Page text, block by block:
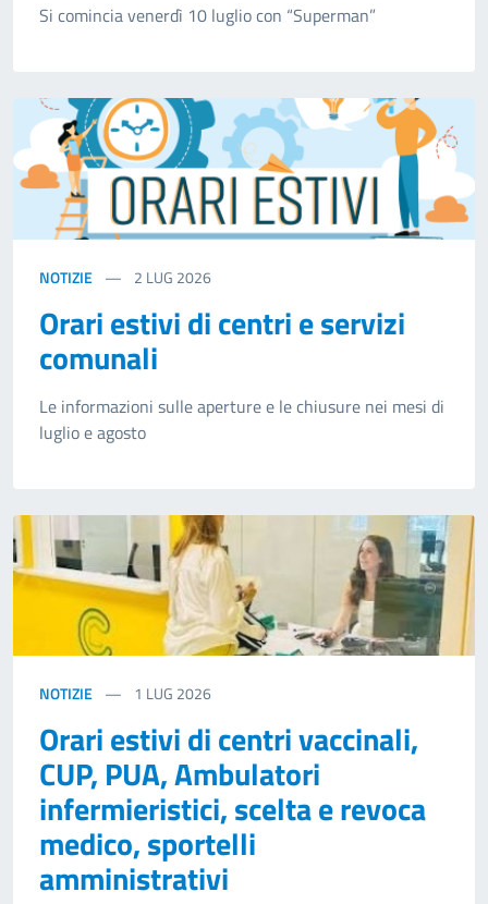
Si comincia venerdì 10 luglio con “Superman”
NOTIZIE 2 LUG 2026
Orari estivi di centri e servizi
comunali
Le informazioni sulle aperture e le chiusure nei mesi di
luglio e agosto
NOTIZIE 1 LUG 2026
Orari estivi di centri vaccinali,
CUP, PUA, Ambulatori
infermieristici, scelta e revoca
medico, sportelli
amministrativi